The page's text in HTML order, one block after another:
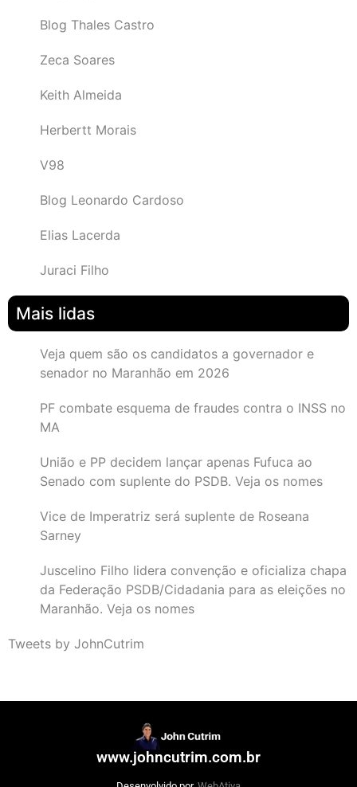
Blog Thales Castro
Zeca Soares
Keith Almeida
Herbertt Morais
V98
Blog Leonardo Cardoso
Elias Lacerda
Juraci Filho
Mais lidas
Veja quem são os candidatos a governador e
senador no Maranhão em 2026
PF combate esquema de fraudes contra o INSS no
MA
União e PP decidem lançar apenas Fufuca ao
Senado com suplente do PSDB. Veja os nomes
Vice de Imperatriz será suplente de Roseana
Sarney
Juscelino Filho lidera convenção e oficializa chapa
da Federação PSDB/Cidadania para as eleições no
Maranhão. Veja os nomes
Tweets by JohnCutrim
www.johncutrim.com.br